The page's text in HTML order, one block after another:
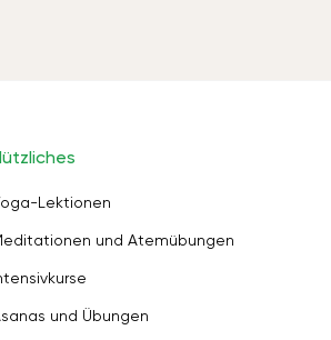
Lektionen
und Atemübungen
und Übungen